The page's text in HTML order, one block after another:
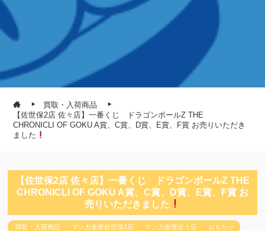
買取・入荷商品
【佐世保2店 佐々店】一番くじ ドラゴンボールZ THE
CHRONICLI OF GOKU A賞、C賞、D賞、E賞、F賞 お売りいただき
ました
【佐世保2店 佐々店】一番くじ ドラゴンボールZ THE
CHRONICLI OF GOKU A賞、C賞、D賞、E賞、F賞 お
売りいただきました
買取・入荷商品 マンガ倉庫佐世保2店 マンガ倉庫佐々店 おもちゃ